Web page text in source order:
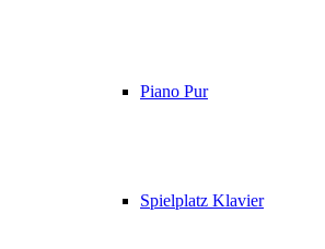
Piano Pur
Spielplatz Klavier